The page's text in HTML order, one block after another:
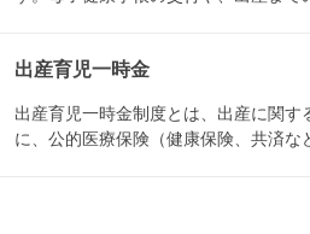
出産育児一時金
出産育児一時金制度とは、出産に関す
に、公的医療保険（健康保険、共済な